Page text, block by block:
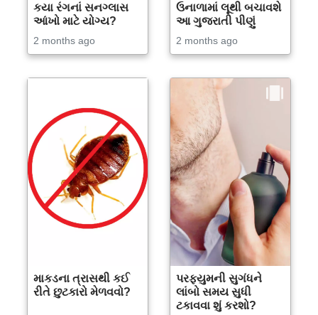
કયા રંગનાં સનગ્લાસ
આંખો માટે યોગ્ય?
2 months ago
ઉનાળામાં લૂથી બચાવશે
આ ગુજરાતી પીણું
2 months ago
માકડના ત્રાસથી કઈ
રીતે છુટકારો મેળવવો?
પરફ્યુમની સુગંધને
લાંબો સમય સુધી
ટકાવવા શું કરશો?